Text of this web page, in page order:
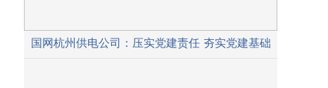
国网杭州供电公司：压实党建责任 夯实党建基础